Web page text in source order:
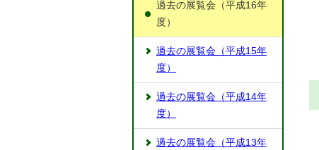
過去の展覧会（平成16年
度）
過去の展覧会（平成15年
度）
過去の展覧会（平成14年
度）
過去の展覧会（平成13年